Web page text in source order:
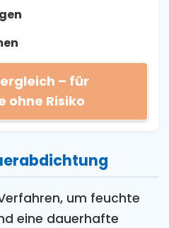
– für
ohne Risiko
um feuchte
eine dauerhafte